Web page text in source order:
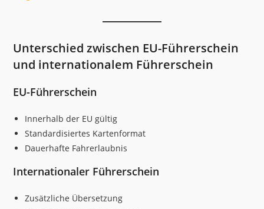
Unterschied zwischen EU-Führerschein
und internationalem Führerschein
EU-Führerschein
Innerhalb der EU gültig
Standardisiertes Kartenformat
Dauerhafte Fahrerlaubnis
Internationaler Führerschein
Zusätzliche Übersetzung